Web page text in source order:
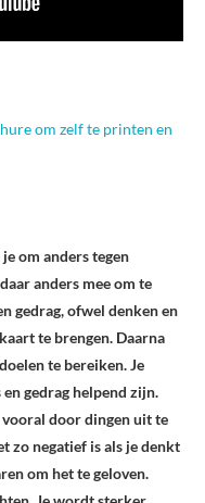
om zelf te printen en
om anders tegen
anders mee om te
gedrag, ofwel denken en
te brengen. Daarna
te bereiken. Je
gedrag helpend zijn.
vooral door dingen uit te
zo negatief is als je denkt
om het te geloven.